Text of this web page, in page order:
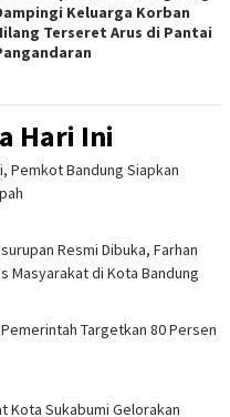
Keluarga Korban
Terseret Arus di Pantai
Hari Ini
Pemkot Bandung Siapkan
Resmi Dibuka, Farhan
Masyarakat di Kota Bandung
Targetkan 80 Persen
Kota Sukabumi Gelorakan